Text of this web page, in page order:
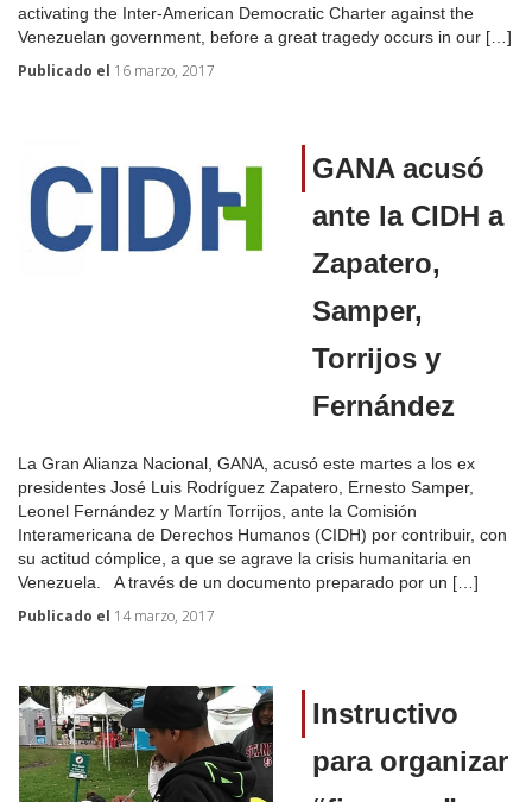
activating the Inter-American Democratic Charter against the
Venezuelan government, before a great tragedy occurs in our […]
Publicado el 16 marzo, 2017
GANA acusó
ante la CIDH a
Zapatero,
Samper,
Torrijos y
Fernández
La Gran Alianza Nacional, GANA, acusó este martes a los ex
presidentes José Luis Rodríguez Zapatero, Ernesto Samper,
Leonel Fernández y Martín Torrijos, ante la Comisión
Interamericana de Derechos Humanos (CIDH) por contribuir, con
su actitud cómplice, a que se agrave la crisis humanitaria en
Venezuela. A través de un documento preparado por un […]
Publicado el 14 marzo, 2017
Instructivo
para organizar